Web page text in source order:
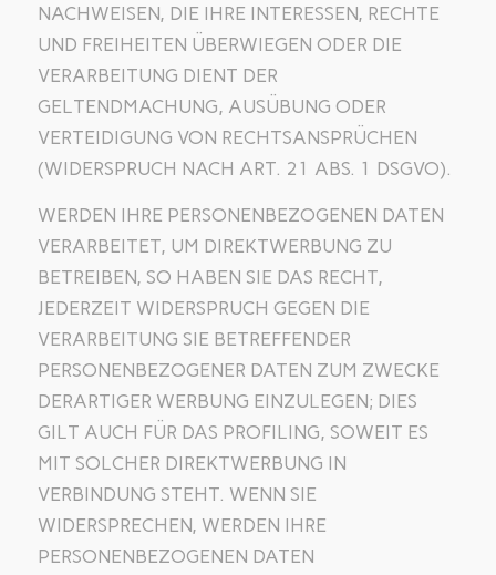
NACHWEISEN, DIE IHRE INTERESSEN, RECHTE
UND FREIHEITEN ÜBERWIEGEN ODER DIE
VERARBEITUNG DIENT DER
GELTENDMACHUNG, AUSÜBUNG ODER
VERTEIDIGUNG VON RECHTSANSPRÜCHEN
(WIDERSPRUCH NACH ART. 21 ABS. 1 DSGVO).
WERDEN IHRE PERSONENBEZOGENEN DATEN
VERARBEITET, UM DIREKTWERBUNG ZU
BETREIBEN, SO HABEN SIE DAS RECHT,
JEDERZEIT WIDERSPRUCH GEGEN DIE
VERARBEITUNG SIE BETREFFENDER
PERSONENBEZOGENER DATEN ZUM ZWECKE
DERARTIGER WERBUNG EINZULEGEN; DIES
GILT AUCH FÜR DAS PROFILING, SOWEIT ES
MIT SOLCHER DIREKTWERBUNG IN
VERBINDUNG STEHT. WENN SIE
WIDERSPRECHEN, WERDEN IHRE
PERSONENBEZOGENEN DATEN